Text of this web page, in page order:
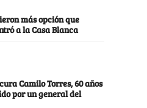
más opción que
a la Casa Blanca
Camilo Torres, 60 años
por un general del